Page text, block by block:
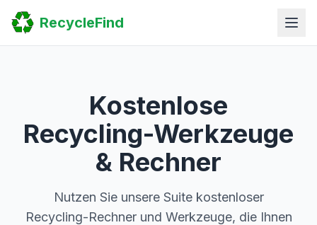
Home
Search
Guides
Submit Your Listing
RecycleFind
Kostenlose
Recycling-Werkzeuge
& Rechner
Nutzen Sie unsere Suite kostenloser
Recycling-Rechner und Werkzeuge, die Ihnen